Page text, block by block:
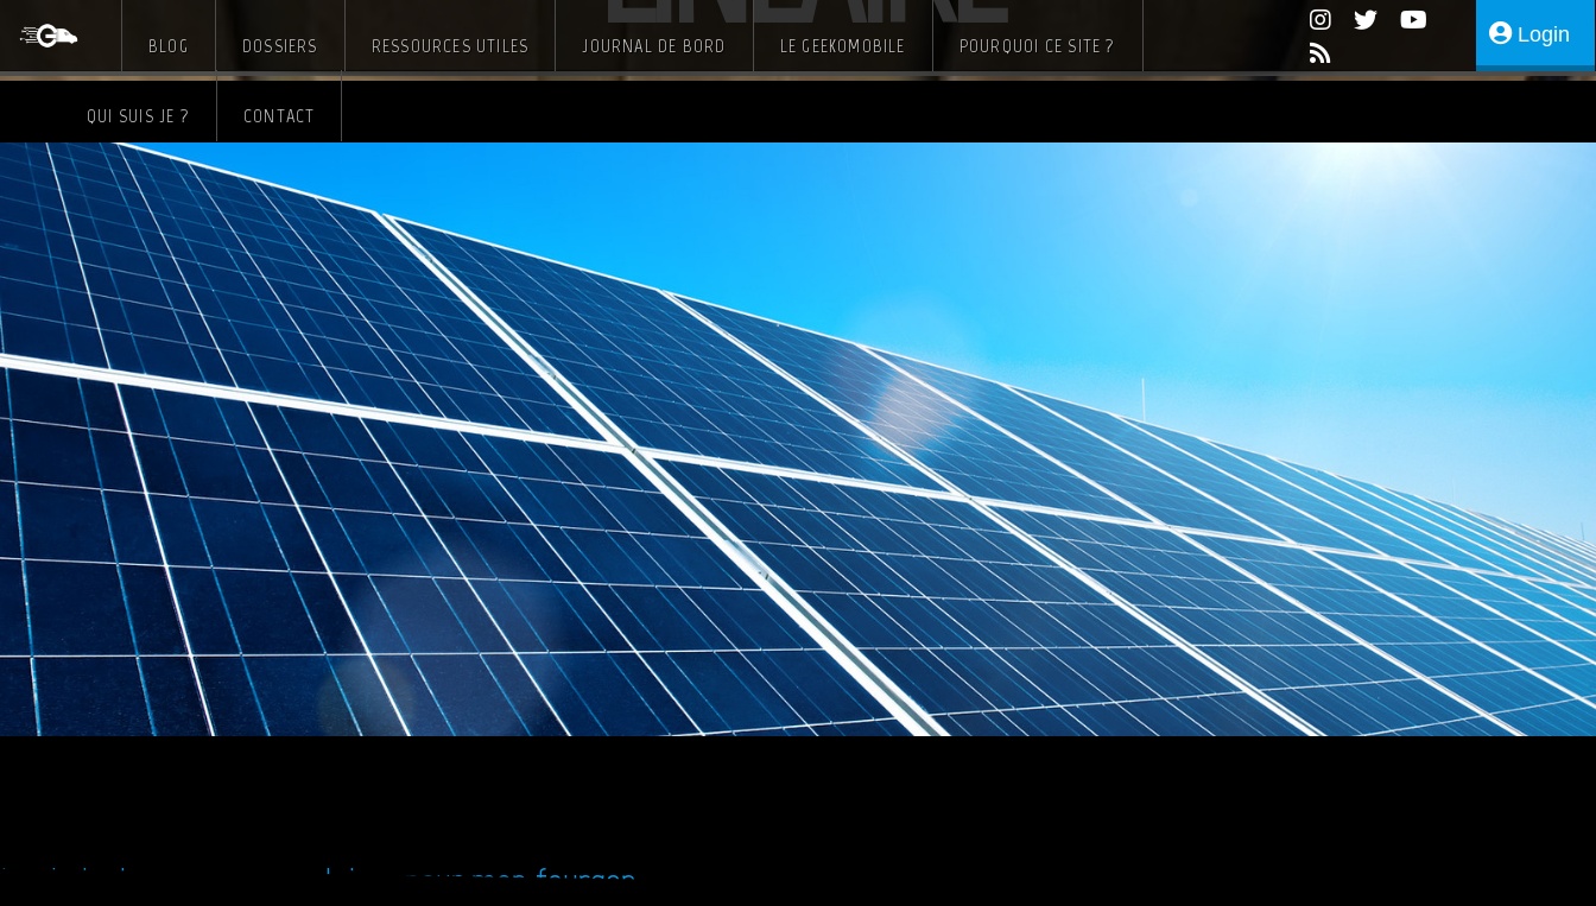
BLOG DOSSIERS RESSOURCES UTILES JOURNAL DE BORD LE GEEKOMOBILE POURQUOI CE SITE ?
QUI SUIS JE ? CONTACT
Login
content
Le choix des panneaux solaires pour mon fourgon